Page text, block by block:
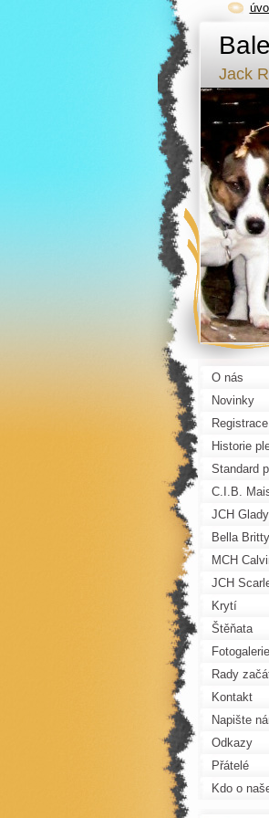
Jack
O nás
Novinky
Historie
Standard
C.I.B.
JCH
Fürge
Bella
MCH
Pechos
JCH
Boy
Krytí
Štěňata
Fotogalerie
Rady
Kontakt
Napište
Odkazy
Přátelé
Kdo o